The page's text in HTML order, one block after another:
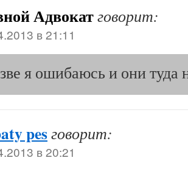
Адвокатговорит:
в 21:11
я ошибаюсь и они туда
pesговорит:
в 20:21